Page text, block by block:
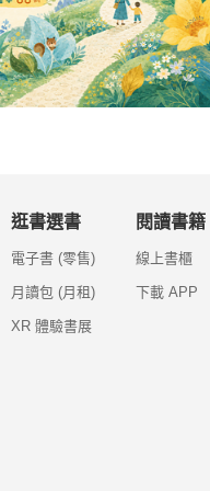
逛書選書
電子書 (零售)
月讀包 (月租)
XR 體驗書展
閱讀書籍
線上書櫃
下載 APP